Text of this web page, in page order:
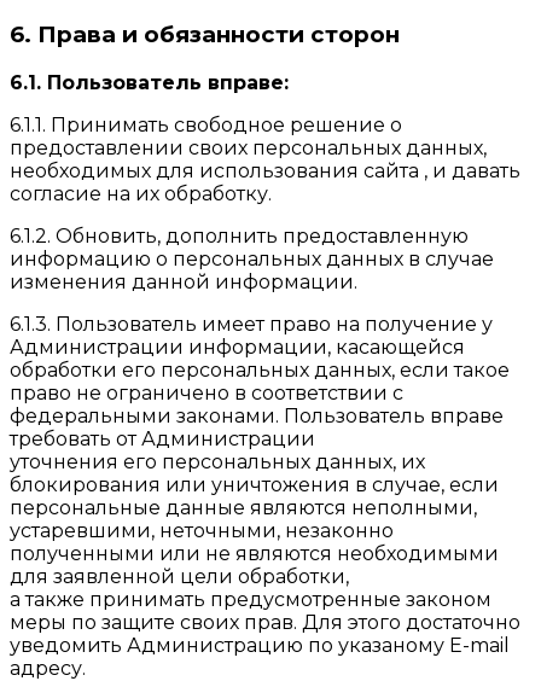
6. Права и обязанности сторон
6.1. Пользователь вправе:
6.1.1. Принимать свободное решение о
предоставлении своих персональных данных,
необходимых для использования сайта , и давать
согласие на их обработку.
6.1.2. Обновить, дополнить предоставленную
информацию о персональных данных в случае
изменения данной информации.
6.1.3. Пользователь имеет право на получение у
Администрации информации, касающейся
обработки его персональных данных, если такое
право не ограничено в соответствии с
федеральными законами. Пользователь вправе
требовать от Администрации
уточнения его персональных данных, их
блокирования или уничтожения в случае, если
персональные данные являются неполными,
устаревшими, неточными, незаконно
полученными или не являются необходимыми
для заявленной цели обработки,
а также принимать предусмотренные законом
меры по защите своих прав. Для этого достаточно
уведомить Администрацию по указаному E-mail
адресу.